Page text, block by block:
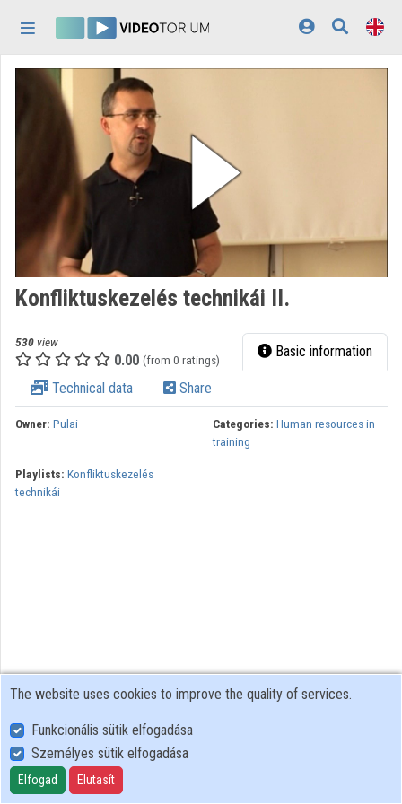
Home
Log In
Discovery
Categories
Playlists
Organizations
Contributors
Appearance:
Konfliktuskezelés technikái II.
530 view
0.00 (from 0 ratings) Basic information
Technical data Share
Owner: Pulai Categories: Human resources in
training
Playlists: Konfliktuskezelés
technikái
User Policy
Adatkezelési tájékoztató (en)
Cookie Policy
The website uses cookies to improve the quality of services.
Funkcionális sütik elfogadása
Személyes sütik elfogadása
Elfogad Elutasít